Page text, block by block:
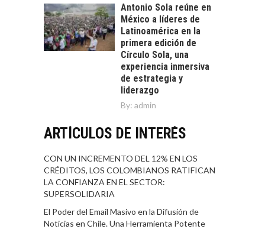
Antonio Sola reúne en
México a líderes de
Latinoamérica en la
primera edición de
Círculo Sola, una
experiencia inmersiva
de estrategia y
liderazgo
By: admin
ARTÍCULOS DE INTERÉS
CON UN INCREMENTO DEL 12% EN LOS
CRÉDITOS, LOS COLOMBIANOS RATIFICAN
LA CONFIANZA EN EL SECTOR:
SUPERSOLIDARIA
El Poder del Email Masivo en la Difusión de
Noticias en Chile. Una Herramienta Potente